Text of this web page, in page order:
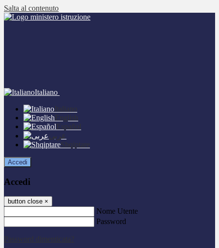
Salta al contenuto
Italiano
Italiano
English
Español
عربى
Shqiptare
Accedi
Accedi
button close ×
Nome Utente
Password
Password dimenticata?